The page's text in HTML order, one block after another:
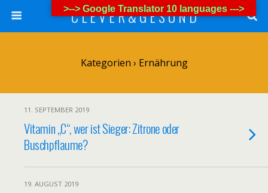
C L E V E R & G E S U N D
Kategorien › Ernährung
11. SEPTEMBER 2019
Vitamin „C“, wer ist Sieger: Zitrone oder
Buschpflaume?
19. AUGUST 2019
>--> Google Translator 10 languages --->